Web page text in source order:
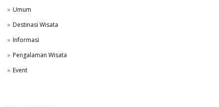
Umum
Destinasi Wisata
Informasi
Pengalaman Wisata
Event